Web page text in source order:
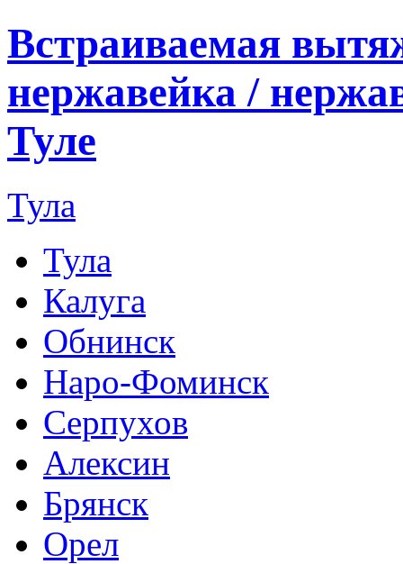
Встраиваемая
нержавейка /
Туле
Тула
Тула
Калуга
Обнинск
Наро-Фоминск
Серпухов
Алексин
Брянск
Орел